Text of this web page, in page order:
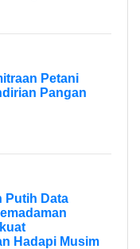
Petani
Pangan
Putih Data
Hadapi Musim